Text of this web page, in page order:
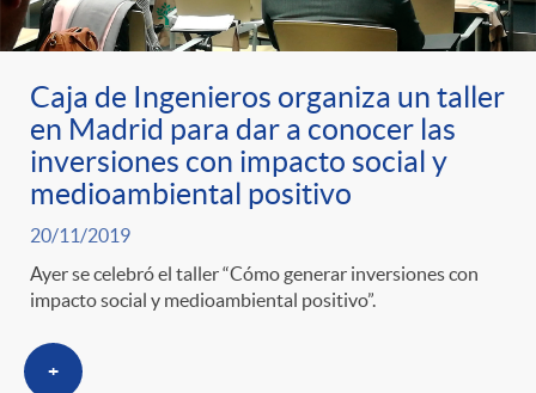
r
a
S
a
l
n
p
o
r
e
n
i
d
l
i
c
a
d
Caja de Ingenieros organiza un taller
en Madrid para dar a conocer las
inversiones con impacto social y
medioambiental positivo
20/11/2019
Ayer se celebró el taller “Cómo generar inversiones con
impacto social y medioambiental positivo”.
+